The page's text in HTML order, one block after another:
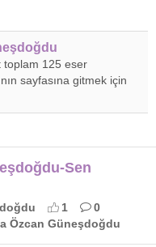
toplam 125 eser
sayfasına gitmek için
Sen
1
0
Özcan Güneşdoğdu